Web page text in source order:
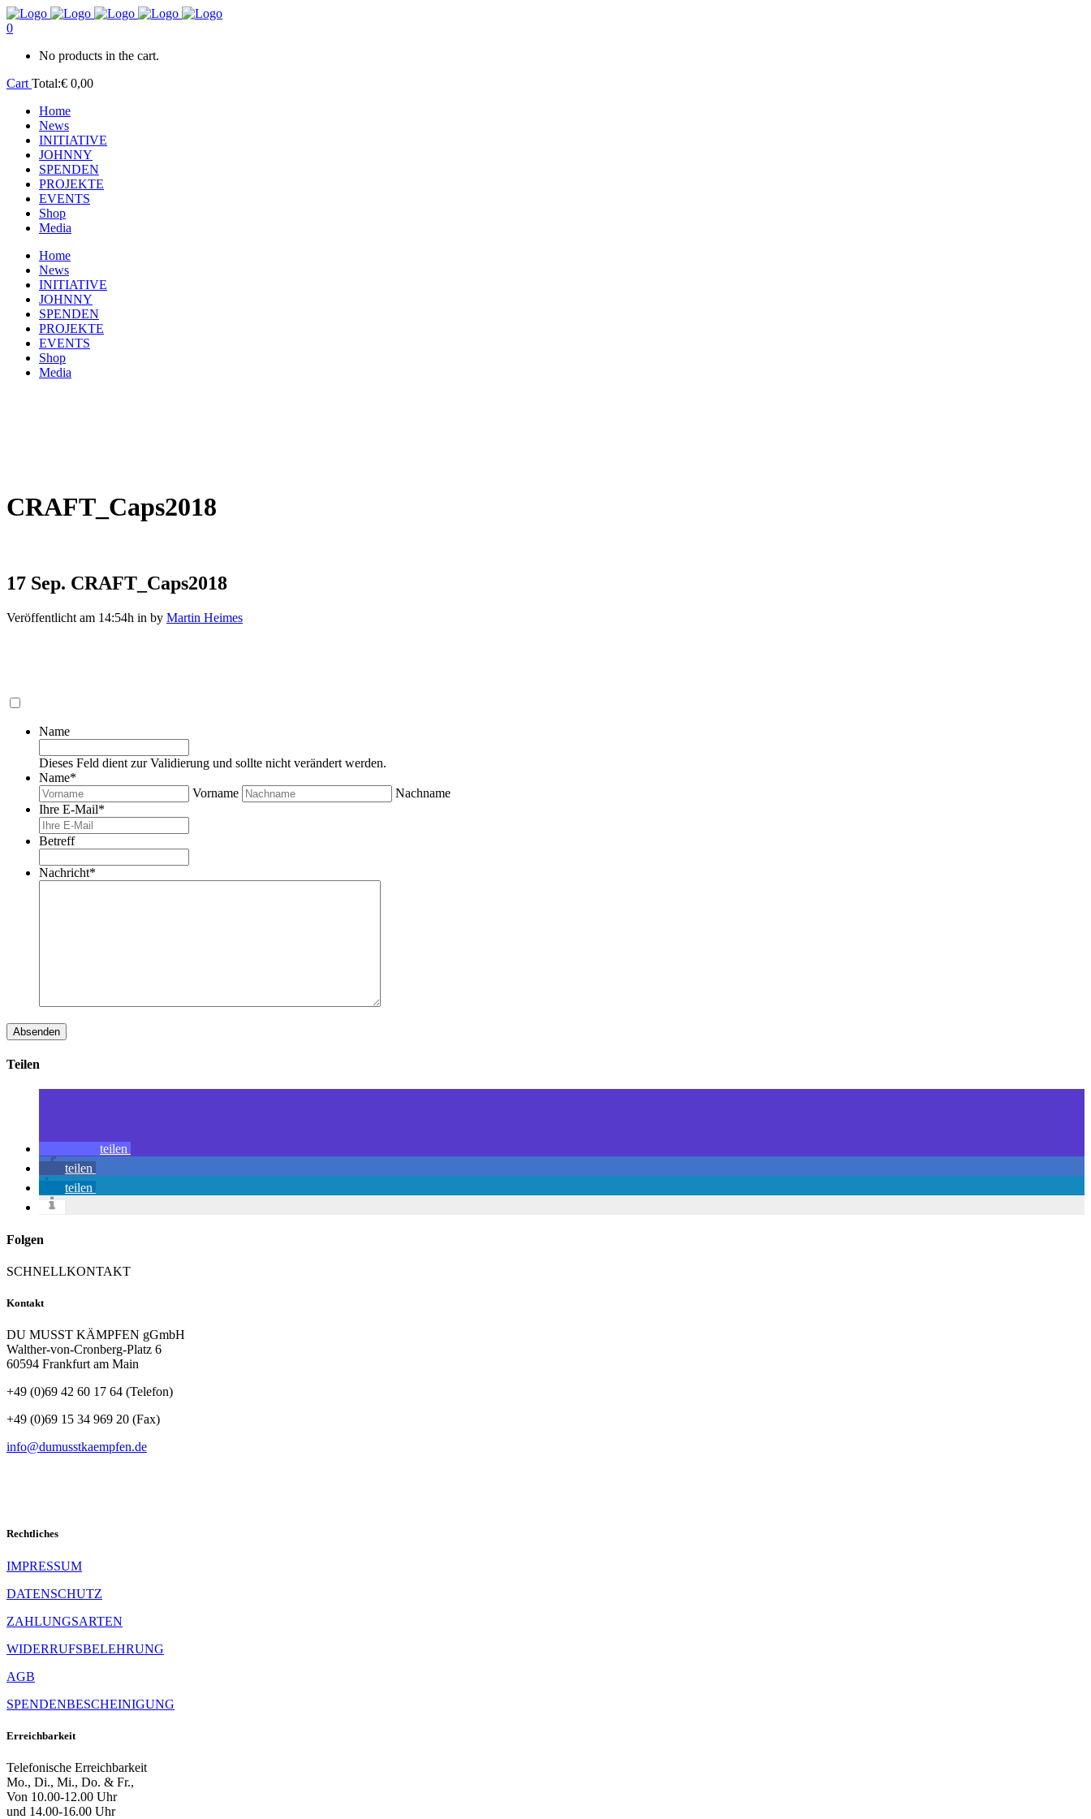
0
No products in the cart.
Cart Total:€ 0,00
Home
News
INITIATIVE
JOHNNY
SPENDEN
PROJEKTE
EVENTS
Shop
Media
Home
News
INITIATIVE
JOHNNY
SPENDEN
PROJEKTE
EVENTS
Shop
Media
CRAFT_Caps2018
17 Sep. CRAFT_Caps2018
Veröffentlicht am 14:54h in by Martin Heimes
Name
Dieses Feld dient zur Validierung und sollte nicht verändert werden.
Name*
Vorname
Nachname
Ihre E-Mail*
Betreff
Nachricht*
Teilen
teilen
teilen
teilen
Folgen
SCHNELLKONTAKT
Kontakt
DU MUSST KÄMPFEN gGmbH
Walther-von-Cronberg-Platz 6
60594 Frankfurt am Main
+49 (0)69 42 60 17 64 (Telefon)
+49 (0)69 15 34 969 20 (Fax)
info@dumusstkaempfen.de
Rechtliches
IMPRESSUM
DATENSCHUTZ
ZAHLUNGSARTEN
WIDERRUFSBELEHRUNG
AGB
SPENDENBESCHEINIGUNG
Erreichbarkeit
Telefonische Erreichbarkeit
Mo., Di., Mi., Do. & Fr.,
Von 10.00-12.00 Uhr
und 14.00-16.00 Uhr